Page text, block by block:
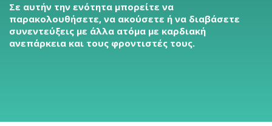
Σε αυτήν την ενότητα μπορείτε να
παρακολουθήσετε, να ακούσετε ή να διαβάσετε
συνεντεύξεις με άλλα ατόμα με καρδιακή
ανεπάρκεια και τους φροντιστές τους.